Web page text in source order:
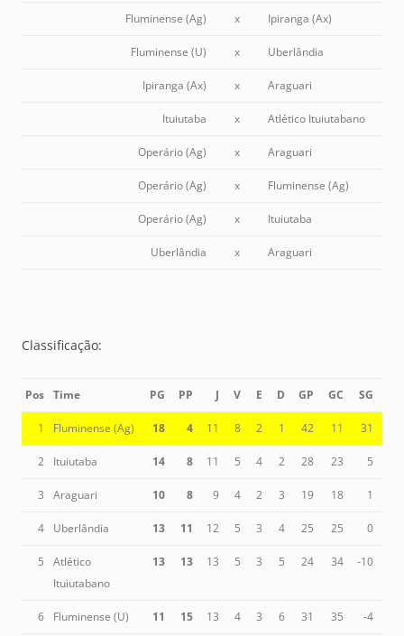
Fluminense (Ag) x Ipiranga (Ax)
Fluminense (U) x Uberlândia
Ipiranga (Ax) x Araguari
Ituiutaba x Atlético Ituiutabano
Operário (Ag) x Araguari
Operário (Ag) x Fluminense (Ag)
Operário (Ag) x Ituiutaba
Uberlândia x Araguari
Classificação:
Pos Time PG PP J V E D GP GC SG
1 Fluminense (Ag) 18 4 11 8 2 1 42 11 31
2 Ituiutaba 14 8 11 5 4 2 28 23 5
3 Araguari 10 8 9 4 2 3 19 18 1
4 Uberlândia 13 11 12 5 3 4 25 25 0
5
Atlético
Ituiutabano
13 13 13 5 3 5 24 34 -10
6 Fluminense (U) 11 15 13 4 3 6 31 35 -4